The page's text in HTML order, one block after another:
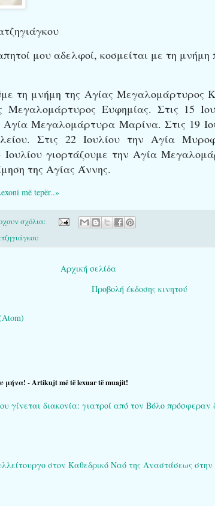
μου αδελφοί, κοσμείται με τη
τη μνήμη της Αγίας Μεγαλομάρτυρος
Μεγαλομάρτυρος Ευφημίας. Στις 15
Αγία Μεγαλομάρτυρα Μαρίνα. Στις 19
Στις 22 Ιουλίου την Αγία
γιορτάζουμε την Αγία
της Αγίας Άννης.
më tepër..»
σχόλια:
Αρχική σελίδα
Προβολή έκδοσης κινητού
μήνα! - Artikujt më të lexuar të muajit!
γίνεται διακονία: γιατροί από τον Βόλο πρόσφεραν
στον Καθεδρικό Ναό της Αναστάσεως στην